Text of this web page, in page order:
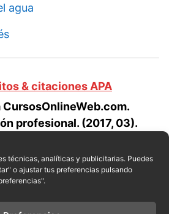
técnicas, analíticas y publicitarias. Puedes
o ajustar tus preferencias pulsando
agua
& citaciones APA
profesional. (2017, 03).
. Obtenido en fecha 08,
web:
delincuencia-